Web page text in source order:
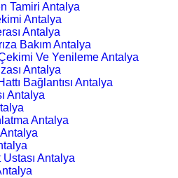
Tamiri Antalya
Antalya
Antalya
Bakım Antalya
Ve Yenileme Antalya
Antalya
Bağlantısı Antalya
Antalya
Antalya
Antalya
Antalya